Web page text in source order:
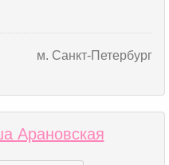
м. Санкт-Петербург
Арановская